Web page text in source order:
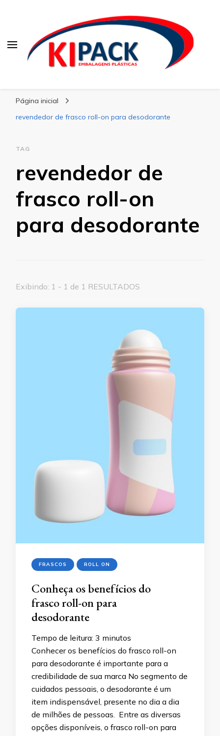
Página inicial
revendedor de frasco roll-on para desodorante
TAG
revendedor de
frasco roll-on
para desodorante
Exibindo: 1 - 1 de 1 RESULTADOS
FRASCOS ROLL ON
Conheça os benefícios do
frasco roll-on para
desodorante
Tempo de leitura: 3 minutos
Conhecer os benefícios do frasco roll-on
para desodorante é importante para a
credibilidade de sua marca No segmento de
cuidados pessoais, o desodorante é um
item indispensável, presente no dia a dia
de milhões de pessoas. Entre as diversas
opções disponíveis, o frasco roll-on para